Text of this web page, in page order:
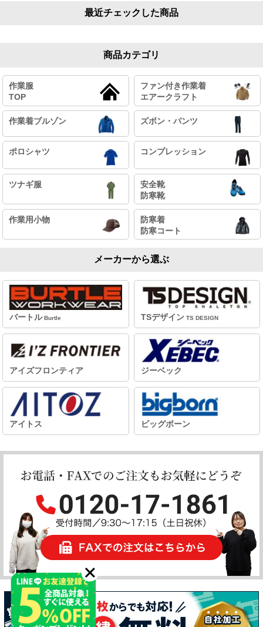
最近チェックした商品
商品カテゴリ
作業服
TOP
ファン付き作業着
エアークラフト
作業着ブルゾン ズボン・パンツ
ポロシャツ コンプレッション
ツナギ服
安全靴
防寒靴
作業用小物
防寒着
防寒コート
メーカーから選ぶ
バートル Burtle TSデザイン TS DESIGN
アイズフロンティア ジーベック
アイトス ビッグボーン